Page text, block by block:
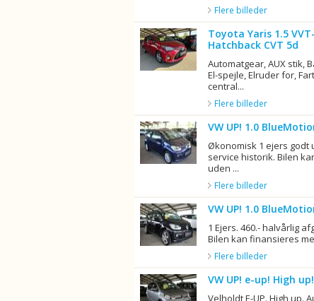
Flere billeder
Toyota Yaris 1.5
Hatchback CVT 5d
Automatgear, AUX stik,
El-spejle, Elruder for,
central...
Flere billeder
VW UP! 1.0
Økonomisk 1 ejers godt
service historik. Bilen
uden ...
Flere billeder
VW UP! 1.0
1 Ejers. 460.- halvårlig
Bilen kan finansieres
Flere billeder
VW UP! e-up! High
Velholdt E-UP. High up.